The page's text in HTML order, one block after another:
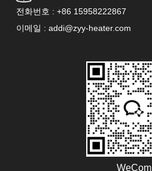
전화번호 : +86 15958222867
이메일 : addi@zyy-heater.com
WeCom